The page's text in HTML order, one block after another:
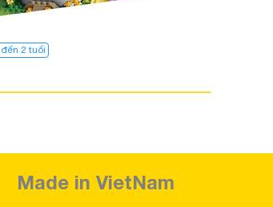
2 tuổi
Made in VietNam